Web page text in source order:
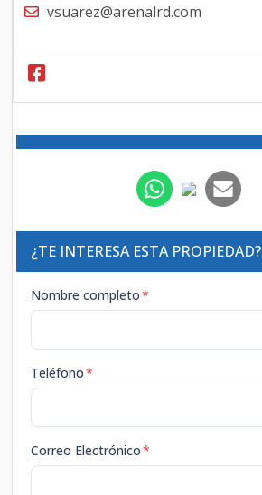
vsuarez@arenalrd.com
¿TE INTERESA ESTA PROPIEDAD?
Nombre completo*
Teléfono*
Correo Electrónico*